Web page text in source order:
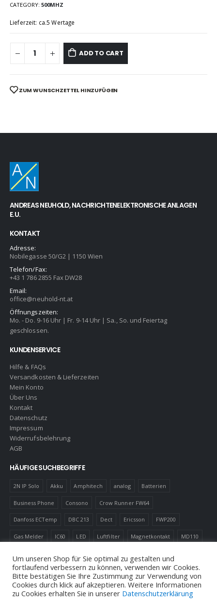
CATEGORY: 500MHZ
Lieferzeit: ca.5 Wertage
ADD TO CART
ZUM WUNSCHZETTEL HINZUFÜGEN
ANDREAS NEUHOLD, NACHRICHTENELEKTRONISCHE ANLAGEN
E.U.
KONTAKT
Adresse:
Nobilegasse 50/G2 | 1150 Wien
Telefon/Fax:
+43 1 786 2855 Fax DW28
Email:
office@neuhold-nt.at
Öffnungszeiten:
Mo. - Do. 9-16 Uhr | Fr. 9-14 Uhr | Sa., So. und Feiertag
geschlossen.
KUNDENSERVICE
Hilfe & FAQs
Versandkosten & Lieferzeiten
Mein Konto
Über Uns
Kontakt
Datenschutz
Impressum
Widerrufsbelehrung
AGB
HÄUFIGE SUCHBEGRIFFE
2N IP Solo Akku Amphitech analog Batterien
Business Phone Consono Crow Runner FW64
Danfoss ECTemp DBC 213 Dect Ericsson FWP200
Gas Melder IC60 LED Luftfilter Magnetkontakt MD110
Um unseren Shop für Sie optimal zu gestalten und
fortlaufend verbessern zu können, verwenden wir Cookies.
Bitte bestätigen Sie Ihre Zustimmung zur Verwendung von
Cookies durch klick auf akzeptieren. Weitere Informationen
zu Cookies erhalten Sie in unserer Datenschutzerklärung